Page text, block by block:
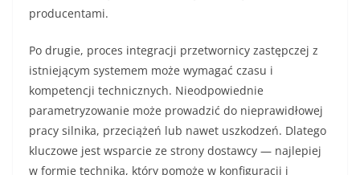
producentami.
Po drugie, proces integracji przetwornicy zastępczej z
istniejącym systemem może wymagać czasu i
kompetencji technicznych. Nieodpowiednie
parametryzowanie może prowadzić do nieprawidłowej
pracy silnika, przeciążeń lub nawet uszkodzeń. Dlatego
kluczowe jest wsparcie ze strony dostawcy — najlepiej
w formie technika, który pomoże w konfiguracji i